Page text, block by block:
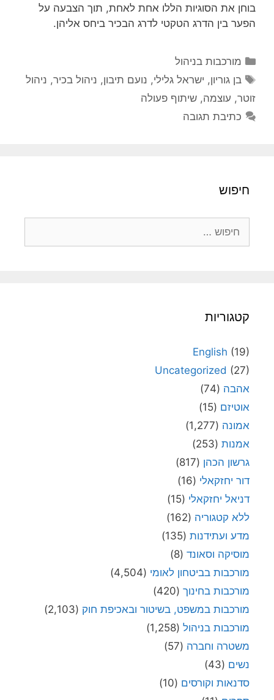
בוחן את הסוגיות הללו אחת לאחת, תוך הצבעה על
הפער בין הדרג הטקטי לדרג הבכיר ביחס אליהן.
קטגוריות
מורכבות בניהול
תגיות
בן גוריון, ישראל גלילי, נועם תיבון, ניהול בכיר, ניהול
זוטר, עוצמה, שיתוף פעולה
כתיבת תגובה
חיפוש
קטגוריות
English (19)
Uncategorized (27)
אהבה (74)
אוטיזם (15)
אמונה (1,277)
אמנות (253)
גרשון הכהן (817)
דור יחזקאלי (16)
דניאל יחזקאלי (15)
ללא קטגוריה (162)
מדע ועתידנות (135)
מוסיקה וסאונד (8)
מורכבות בביטחון לאומי (4,504)
מורכבות בחינוך (420)
מורכבות במשפט, בשיטור ובאכיפת חוק (2,103)
מורכבות בניהול (1,258)
משטרה וחברה (57)
נשים (43)
סדנאות וקורסים (10)